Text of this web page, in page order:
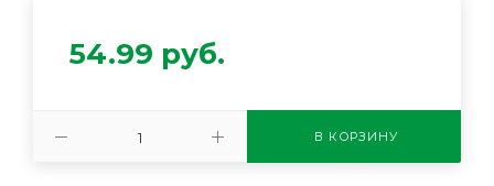
54.99 руб.
В КОРЗИНУ